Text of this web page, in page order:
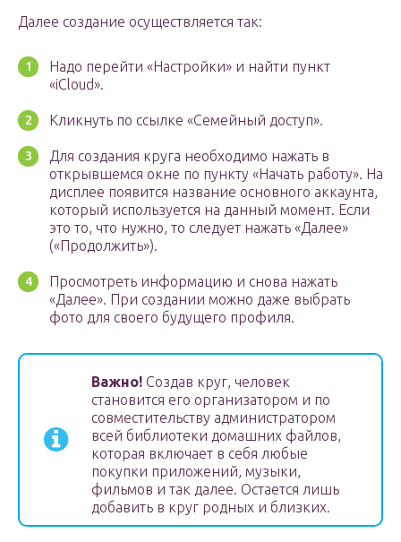
Далее создание осуществляется так:
Надо перейти «Настройки» и найти пункт
«iCloud».
Кликнуть по ссылке «Семейный доступ».
Для создания круга необходимо нажать в
открывшемся окне по пункту «Начать работу». На
дисплее появится название основного аккаунта,
который используется на данный момент. Если
это то, что нужно, то следует нажать «Далее»
(«Продолжить»).
Просмотреть информацию и снова нажать
«Далее». При создании можно даже выбрать
фото для своего будущего профиля.
Важно! Создав круг, человек
становится его организатором и по
совместительству администратором
всей библиотеки домашних файлов,
которая включает в себя любые
покупки приложений, музыки,
фильмов и так далее. Остается лишь
добавить в круг родных и близких.